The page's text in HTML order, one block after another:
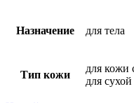
Назначение для тела
Тип кожи
для кожи
для